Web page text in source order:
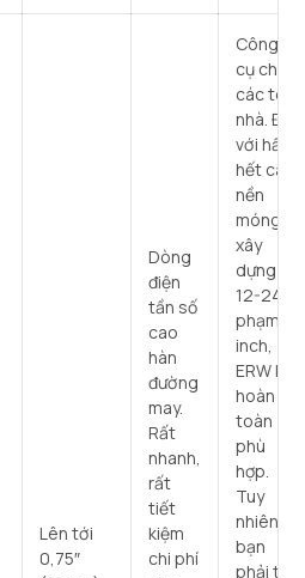
Lên tới
0,75″
Dòng
điện
tần số
cao
hàn
đường
may.
Rất
nhanh,
rất
tiết
kiệm
chi phí
Công
cụ cho
các tòa
nhà. Đối
với hầu
hết các
nền
móng
xây
dựng ở
12-24
phạm vi
inch,
ERW là
hoàn
toàn
phù
hợp.
Tuy
nhiên,
bạn
phải tin